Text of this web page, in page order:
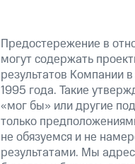
Предостережение в
могут содержать
результатов Компании
1995 года. Такие
«мог бы» или другие
только
не обязуемся и не
результатами. Мы